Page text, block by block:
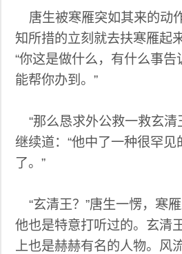
唐生被寒雁突如其来的动
知所措的立刻就去扶寒雁起
“你这是做什么，有什么事
能帮你办到。”
“那么恳求外公救一救玄清
继续道：“他中了一种很罕
了。”
“玄清王？”唐生一愣，寒雁
他也是特意打听过的。玄清
上也是赫赫有名的人物。风